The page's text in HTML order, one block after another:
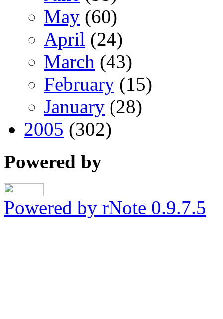
May (60)
April (24)
March (43)
February (15)
January (28)
2005 (302)
Powered by
Powered by rNote 0.9.7.5